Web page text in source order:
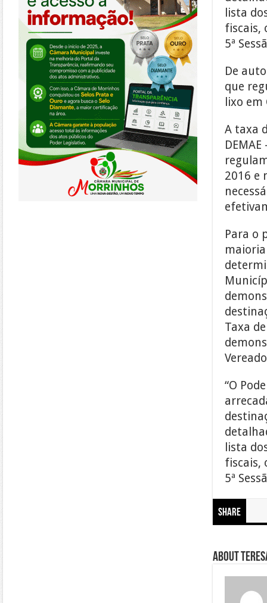
lista
fiscais,
5ª
De
que
lixo
A taxa
2016 e
Para o
Taxa
“O
lista
fiscais,
5ª
Share
About